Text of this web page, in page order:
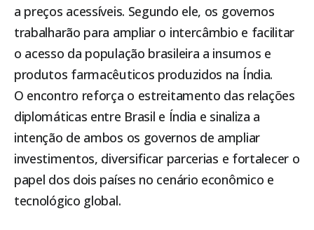
a preços acessíveis. Segundo ele, os governos
trabalharão para ampliar o intercâmbio e facilitar
o acesso da população brasileira a insumos e
produtos farmacêuticos produzidos na Índia.
O encontro reforça o estreitamento das relações
diplomáticas entre Brasil e Índia e sinaliza a
intenção de ambos os governos de ampliar
investimentos, diversificar parcerias e fortalecer o
papel dos dois países no cenário econômico e
tecnológico global.